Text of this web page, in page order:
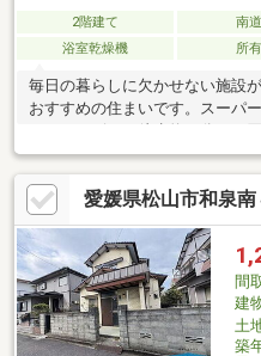
2階建て 南
浴室乾燥機
所
毎日の暮らしに欠かせない施設
おすすめの住まいです。スーパ
境。バス停や小・中学校も徒歩
いやすい立地です。敷地内には
庭部分の活用方法次第ではさら
す。北側には田園風景が広がり
しめるのも魅力のひとつ。暮ら
備えた住まいです。
愛媛県松山市和泉
間
建
土
築